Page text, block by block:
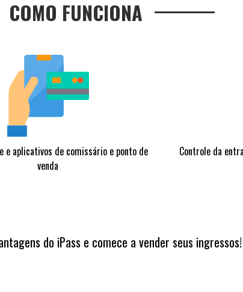
COMO FUNCIONA
e aplicativos de comissário e ponto de
venda
Controle da
do iPass e comece a vender seus ingressos!